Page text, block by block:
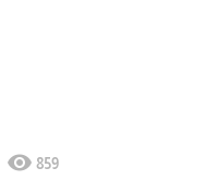
visibility 859